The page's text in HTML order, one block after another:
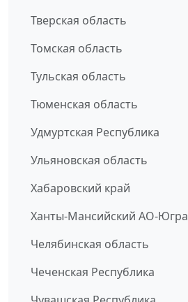
Тверская область
Томская область
Тульская область
Тюменская область
Удмуртская Республика
Ульяновская область
Хабаровский край
Ханты-Мансийский АО-Югра
Челябинская область
Чеченская Республика